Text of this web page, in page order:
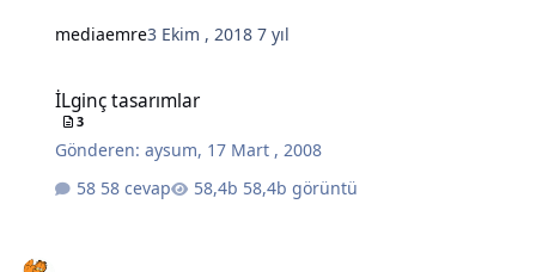
mediaemre3 Ekim , 20187 yıl
İLginç tasarımlar
3
Gönderen:aysum, 17 Mart , 2008
58 cevap
58,4b görüntü